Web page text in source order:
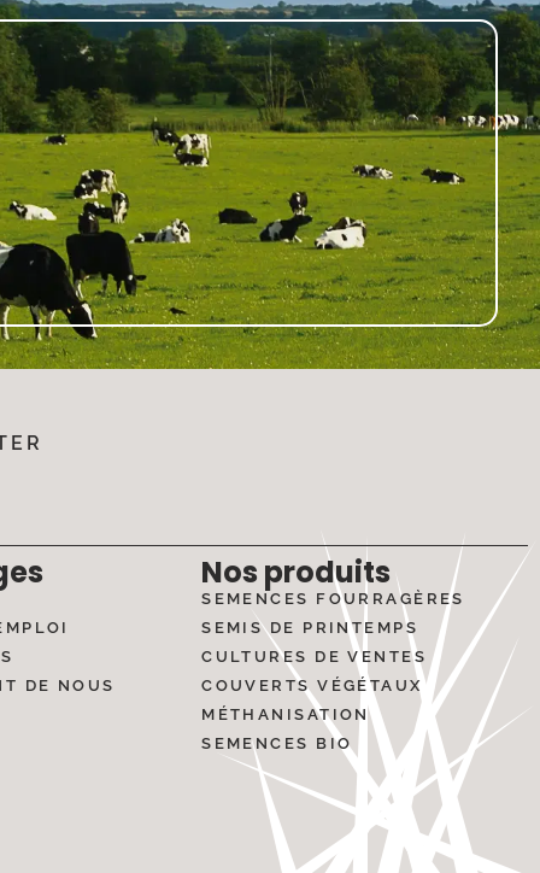
DE NOUS
Nos produits
SEMENCES FOURRAGÈRES
SEMIS DE PRINTEMPS
CULTURES DE VENTES
COUVERTS VÉGÉTAUX
MÉTHANISATION
SEMENCES BIO